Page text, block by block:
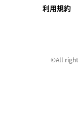
利用規約
©︎All